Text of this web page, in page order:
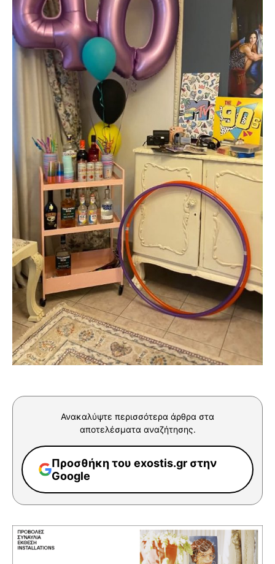
Ανακαλύψτε περισσότερα άρθρα στα
αποτελέσματα αναζήτησης.
Προσθήκη του exostis.gr στην
Google